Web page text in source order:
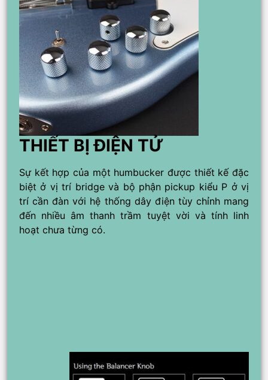
THIẾT BỊ ĐIỆN TỬ
Sự kết hợp của một humbucker được thiết kế đặc
biệt ở vị trí bridge và bộ phận pickup kiểu P ở vị
trí cần đàn với hệ thống dây điện tùy chỉnh mang
đến nhiều âm thanh trầm tuyệt vời và tính linh
hoạt chưa từng có.